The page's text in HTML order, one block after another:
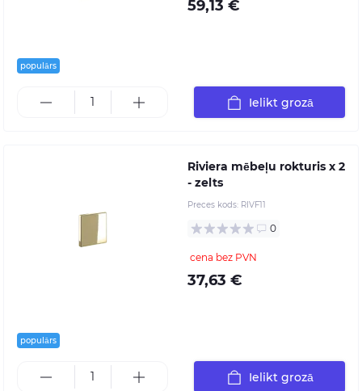
populārs
59,13 €
Ielikt grozā
populārs
Riviera mēbeļu rokturis x 2
- zelts
Preces kods: RIVF11
0
cena bez PVN
37,63 €
Ielikt grozā